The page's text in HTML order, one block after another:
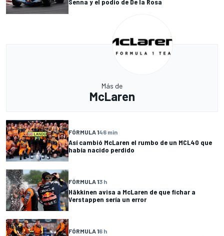
Senna y el podio de De la Rosa
Más de
McLaren
FÓRMULA 146 min
Así cambió McLaren el rumbo de un MCL40 que
había nacido perdido
FÓRMULA 13 h
Häkkinen avisa a McLaren de que fichar a
Verstappen sería un error
FÓRMULA 16 h